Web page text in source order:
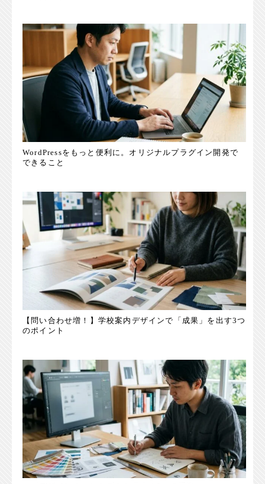
WordPressをもっと便利に。オリジナルプラグイン開発で
できること
【問い合わせ増！】学校案内デザインで「成果」を出す3つ
のポイント